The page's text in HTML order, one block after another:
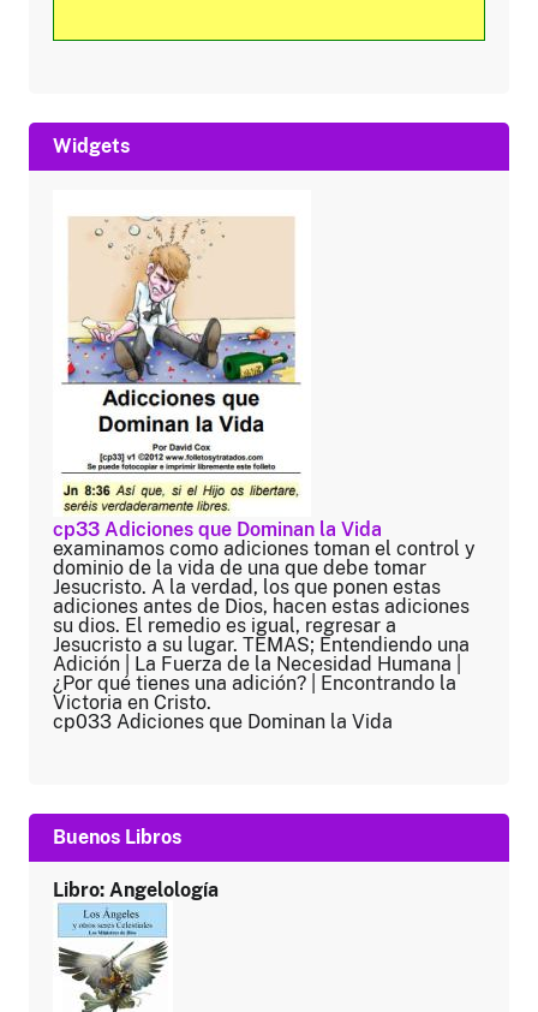
Widgets
cp33 Adiciones que Dominan la Vida
examinamos como adiciones toman el control y
dominio de la vida de una que debe tomar
Jesucristo. A la verdad, los que ponen estas
adiciones antes de Dios, hacen estas adiciones
su dios. El remedio es igual, regresar a
Jesucristo a su lugar. TEMAS; Entendiendo una
Adición | La Fuerza de la Necesidad Humana |
¿Por qué tienes una adición? | Encontrando la
Victoria en Cristo.
cp033 Adiciones que Dominan la Vida
Buenos Libros
Libro: Angelología